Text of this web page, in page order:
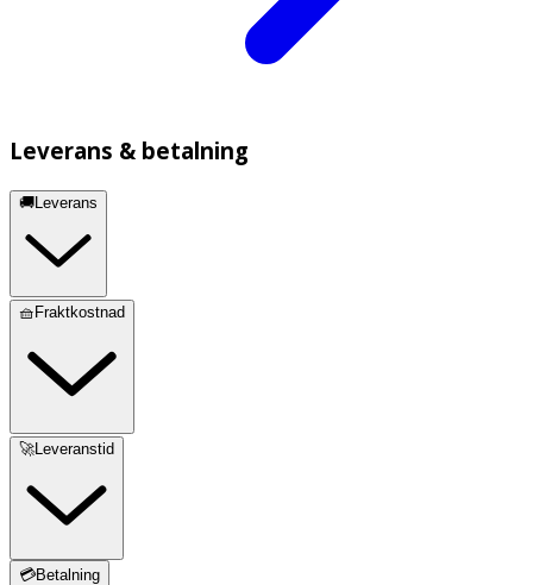
Leverans & betalning
🚚Leverans
🧺Fraktkostnad
🚀Leveranstid
💳Betalning